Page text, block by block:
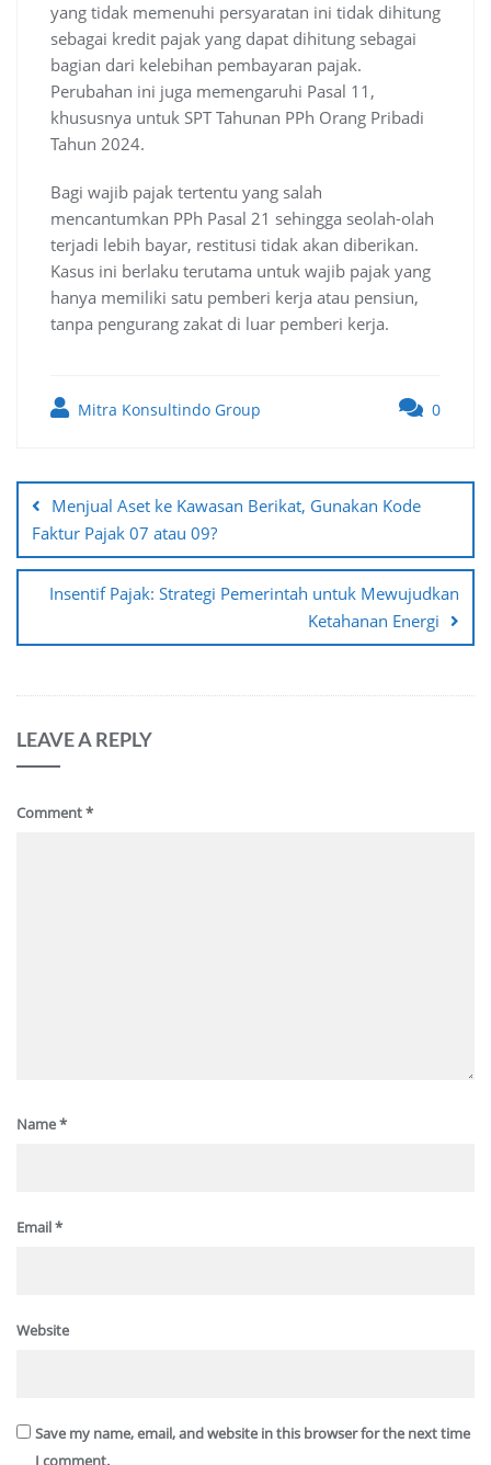
yang tidak memenuhi persyaratan ini tidak dihitung
sebagai kredit pajak yang dapat dihitung sebagai
bagian dari kelebihan pembayaran pajak.
Perubahan ini juga memengaruhi Pasal 11,
khususnya untuk SPT Tahunan PPh Orang Pribadi
Tahun 2024.
Bagi wajib pajak tertentu yang salah
mencantumkan PPh Pasal 21 sehingga seolah-olah
terjadi lebih bayar, restitusi tidak akan diberikan.
Kasus ini berlaku terutama untuk wajib pajak yang
hanya memiliki satu pemberi kerja atau pensiun,
tanpa pengurang zakat di luar pemberi kerja.
Mitra Konsultindo Group 0
navigation
Menjual Aset ke Kawasan Berikat, Gunakan Kode
Faktur Pajak 07 atau 09?
Insentif Pajak: Strategi Pemerintah untuk Mewujudkan
Ketahanan Energi
LEAVE A REPLY
Comment*
Name*
Email*
Website
Save my name, email, and website in this browser for the next time
I comment.